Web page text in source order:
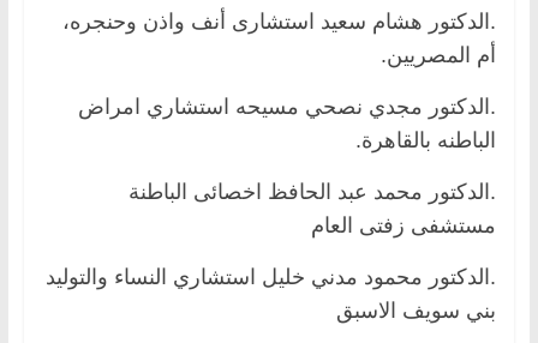
.الدكتور هشام سعيد استشارى أنف واذن وحنجره،
أم المصريين.
.الدكتور مجدي نصحي مسيحه استشاري امراض
الباطنه بالقاهرة.
.الدكتور محمد عبد الحافظ اخصائى الباطنة
مستشفى زفتى العام
.الدكتور محمود مدني خليل استشاري النساء والتوليد
بني سويف الاسبق